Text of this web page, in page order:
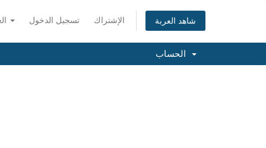
تسجيل الدخول الإشتراك شاهد العربة